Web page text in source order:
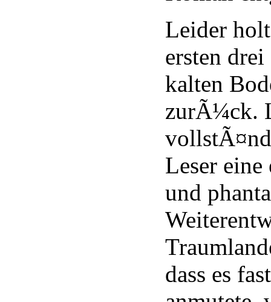
Leider
ersten
kalten
zurÃ¼ck.
Leser
und
dass es